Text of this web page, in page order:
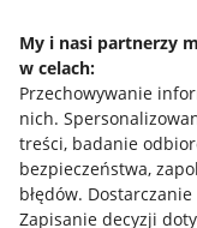
My i nasi partnerzy
w celach:
Przechowywanie
nich.
treści, badanie
bezpieczeństwa,
błędów.
Zapisanie decyzji
Mapa miejscowości
Informacje prawne
Regulamin